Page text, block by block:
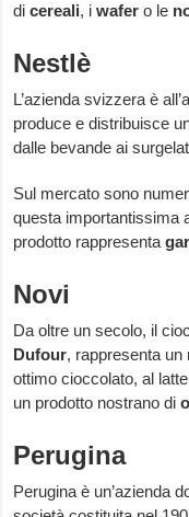
dicereali, iwafer o le
Nestlè
L’azienda svizzera è
produce e distribuisce
dalle bevande ai
Sul mercato sono
questa importantissima
prodotto rappresenta
Novi
Da oltre un secolo, il
Dufour, rappresenta
ottimo cioccolato, al
un prodotto nostrano di
Perugina
Perugina è un’azienda